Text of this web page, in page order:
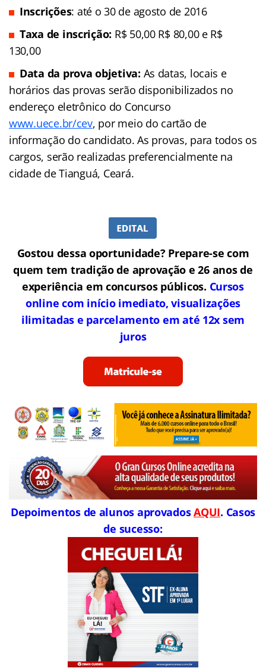
Inscrições: até o 30 de agosto de 2016
Taxa de inscrição: R$ 50,00 R$ 80,00 e R$
130,00
Data da prova objetiva: As datas, locais e
horários das provas serão disponibilizados no
endereço eletrônico do Concurso
www.uece.br/cev, por meio do cartão de
informação do candidato. As provas, para todos os
cargos, serão realizadas preferencialmente na
cidade de Tianguá, Ceará.
Gostou dessa oportunidade? Prepare-se com
quem tem tradição de aprovação e 26 anos de
experiência em concursos públicos. Cursos
online com início imediato, visualizações
ilimitadas e parcelamento em até 12x sem
juros
Depoimentos de alunos aprovadosAQUI. Casos
de sucesso: